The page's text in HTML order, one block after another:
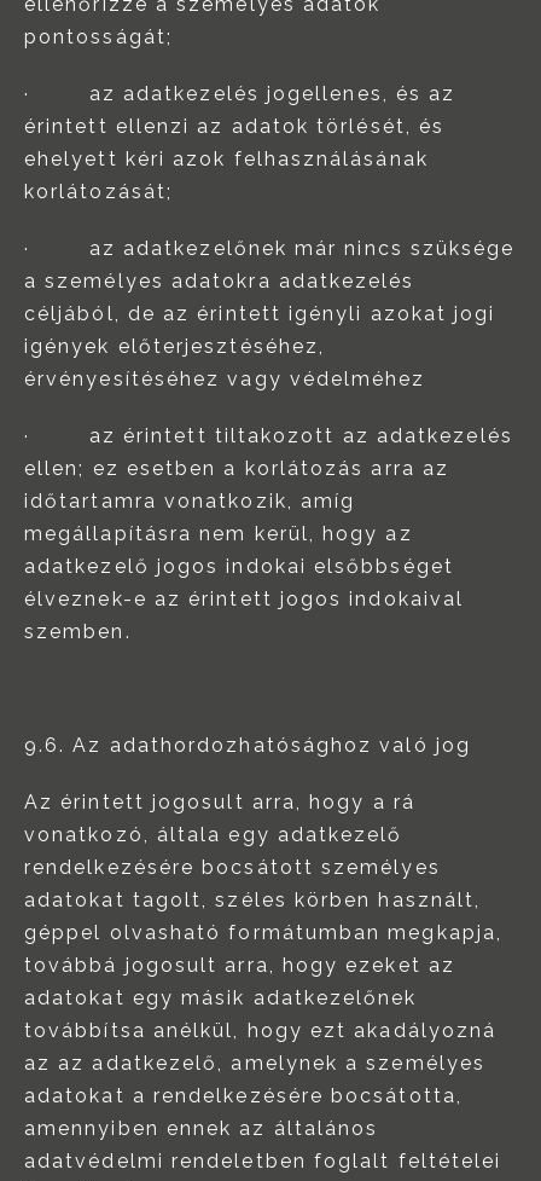
pontosságát;
· az adatkezelés jogellenes, és az
érintett ellenzi az adatok törlését, és
ehelyett kéri azok felhasználásának
korlátozását;
· az adatkezelőnek már nincs szüksége
a személyes adatokra adatkezelés
céljából, de az érintett igényli azokat jogi
igények előterjesztéséhez,
érvényesítéséhez vagy védelméhez
· az érintett tiltakozott az adatkezelés
ellen; ez esetben a korlátozás arra az
időtartamra vonatkozik, amíg
megállapításra nem kerül, hogy az
adatkezelő jogos indokai elsőbbséget
élveznek-e az érintett jogos indokaival
szemben.
9.6. Az adathordozhatósághoz való jog
Az érintett jogosult arra, hogy a rá
vonatkozó, általa egy adatkezelő
rendelkezésére bocsátott személyes
adatokat tagolt, széles körben használt,
géppel olvasható formátumban megkapja,
továbbá jogosult arra, hogy ezeket az
adatokat egy másik adatkezelőnek
továbbítsa anélkül, hogy ezt akadályozná
az az adatkezelő, amelynek a személyes
adatokat a rendelkezésére bocsátotta,
amennyiben ennek az általános
adatvédelmi rendeletben foglalt feltételei